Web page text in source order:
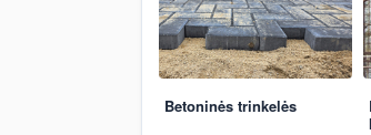
Betoninės trinkelės